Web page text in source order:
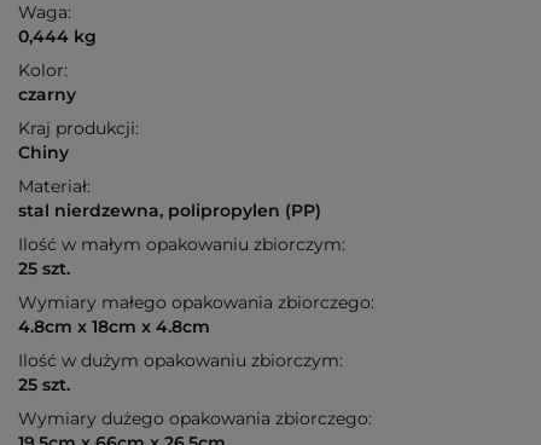
Waga:
0,444 kg
Kolor:
czarny
Kraj produkcji:
Chiny
Materiał:
stal nierdzewna, polipropylen (PP)
Ilość w małym opakowaniu zbiorczym:
25 szt.
Wymiary małego opakowania zbiorczego:
4.8cm x 18cm x 4.8cm
Ilość w dużym opakowaniu zbiorczym:
25 szt.
Wymiary dużego opakowania zbiorczego: